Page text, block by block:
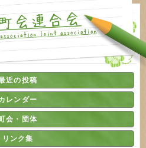
近の投稿
レンダー
会・団体
リンク集